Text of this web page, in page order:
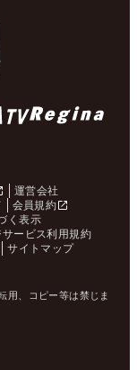
運営会社
会員規約
く表示
サービス利用規約
サイトマップ
用、コピー等は禁じま